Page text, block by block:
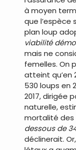
à moyen
que l’espèce
plan loup
viabilité
mais ne
femelles. On
atteint qu’en
530 loups en
2017, dirigée
naturelle,
mortalité des
dessous de
déclinerait.